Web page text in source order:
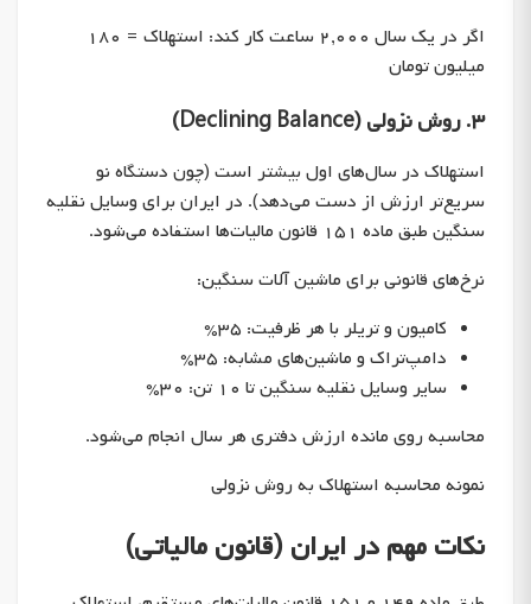
اگر در یک سال ۲,۰۰۰ ساعت کار کند: استهلاک = ۱۸۰
میلیون تومان
۳. روش نزولی (Declining Balance)
استهلاک در سال‌های اول بیشتر است (چون دستگاه نو
سریع‌تر ارزش از دست می‌دهد). در ایران برای وسایل نقلیه
سنگین طبق ماده ۱۵۱ قانون مالیات‌ها استفاده می‌شود.
نرخ‌های قانونی برای ماشین آلات سنگین:
کامیون و تریلر با هر ظرفیت: ۳۵%
دامپ‌تراک و ماشین‌های مشابه: ۳۵%
سایر وسایل نقلیه سنگین تا ۱۰ تن: ۳۰%
محاسبه روی مانده ارزش دفتری هر سال انجام می‌شود.
نمونه محاسبه استهلاک به روش نزولی
نکات مهم در ایران (قانون مالیاتی)